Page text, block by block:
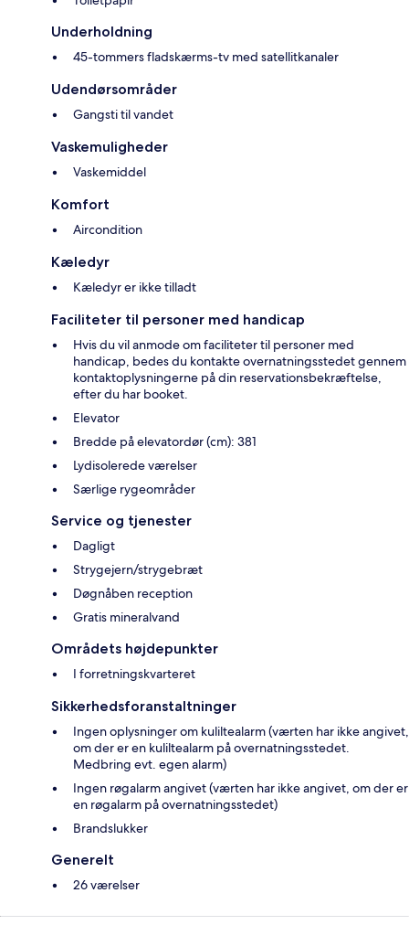
Underholdning
45-tommers fladskærms-tv med satellitkanaler
Udendørsområder
Gangsti til vandet
Vaskemuligheder
Vaskemiddel
Komfort
Aircondition
Kæledyr
Kæledyr er ikke tilladt
Faciliteter til personer med handicap
Hvis du vil anmode om faciliteter til personer med
handicap, bedes du kontakte overnatningsstedet gennem
kontaktoplysningerne på din reservationsbekræftelse,
efter du har booket.
Elevator
Bredde på elevatordør (cm): 381
Lydisolerede værelser
Særlige rygeområder
Service og tjenester
Dagligt
Strygejern/strygebræt
Døgnåben reception
Gratis mineralvand
Områdets højdepunkter
I forretningskvarteret
Sikkerhedsforanstaltninger
Ingen oplysninger om kuliltealarm (værten har ikke angivet,
om der er en kuliltealarm på overnatningsstedet.
Medbring evt. egen alarm)
Ingen røgalarm angivet (værten har ikke angivet, om der er
en røgalarm på overnatningsstedet)
Brandslukker
Generelt
26 værelser